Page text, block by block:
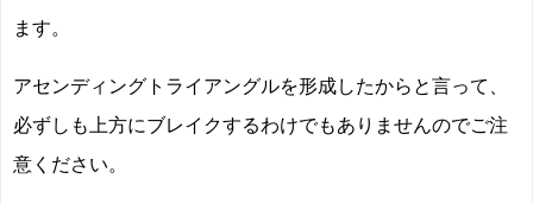
ます。
アセンディングトライアングルを形成したからと言って、
必ずしも上方にブレイクするわけでもありませんのでご注
意ください。